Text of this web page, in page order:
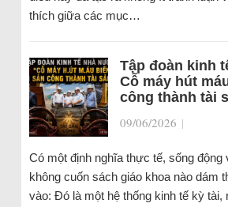
thích giữa các mục…
Tập đoàn kinh
Cỗ máy hút
công thành tài
09/06/2026 |
Có một định nghĩa thực tế, sống động
không cuốn sách giáo khoa nào dám
vào: Đó là một hệ thống kinh tế kỳ tài,